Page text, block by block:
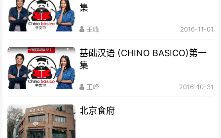
集
王峰 2016-11-01
基础汉语 (CHINO BASICO)第一
集
王峰 2016-10-31
北京食府